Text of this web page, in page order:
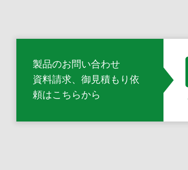
製品のお問い合わせ
資料請求、御見積もり依
頼はこちらから